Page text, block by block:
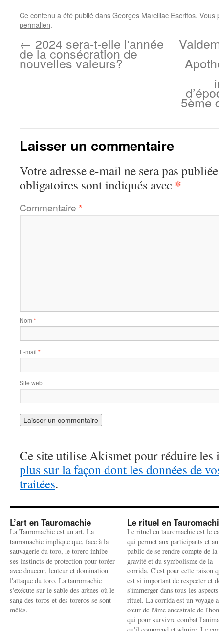
Ce contenu a été publié dansGeorges Marcillac Escritos. Vous
permalien.
← 2024 sera-t-elle l'année
de la consécration de
nouvelles valeurs?
5ème
Laisser un commentaire
Votre adresse e-mail ne sera pas
obligatoires sont indiqués avec *
Commentaire *
Nom *
E-mail *
Site web
Ce site utilise Akismet pour réduire les
plus sur la façon dont les données de
traitées.
L’art en Tauromachie
La Tauromachie est un art. La
tauromachie implique que, face à la
sauvagerie du toro, le torero inhibe
ses instincts de protection pour toréer
avec douceur, lenteur et domination
l'attaque du toro. La tauromachie
s'exécute sur le sable des arènes où le
sang des toros et des toreros se sont
mêlés.
Le rituel en
Le rituel en tauromachie est le
qui permet aux participants et au
public de se rendre compte de la
gravité et du symbolisme de la
corrida. C'est pour cette raison
est si important de respecter et
s'immerger dans tous les
rituel. La corrida est un voyage
cœur de l'âme ancestrale de
qui pour survivre combat